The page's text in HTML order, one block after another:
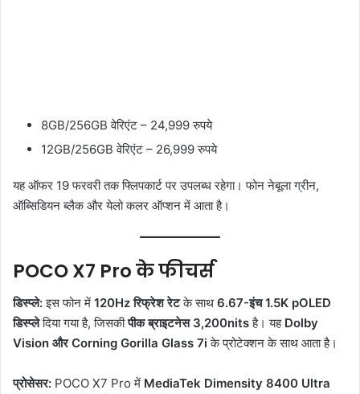
8GB/256GB वेरिएंट – 24,999 रुपये
12GB/256GB वेरिएंट – 26,999 रुपये
यह ऑफर 19 फरवरी तक फ्लिपकार्ट पर उपलब्ध रहेगा। फोन नेबूला ग्रीन,
ऑब्सिडियन ब्लैक और येलो कलर ऑप्शन में आता है।
POCO X7 Pro के फीचर्स
डिस्प्ले:इस फोन में 120Hz रिफ्रेश रेटके साथ 6.67-इंच 1.5K pOLED
डिस्प्लेदिया गया है, जिसकीपीक ब्राइटनेस 3,200nitsहै। यह Dolby
Vision और Corning Gorilla Glass 7i के प्रोटेक्शन के साथ आता है।
प्रोसेसर: POCO X7 Pro में MediaTek Dimensity 8400 Ultra